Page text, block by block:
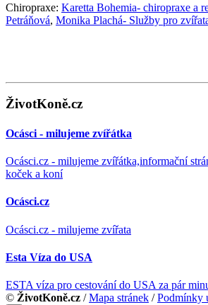
Chiropraxe: Karetta Bohemia- chiropraxe a
Petráňová, Monika Plachá- Služby pro
ŽivotKoně.cz
Ocásci - milujeme zvířátka
Ocásci.cz - milujeme zvířátka,informační
koček a koní
Ocásci.cz
Ocásci.cz - milujeme zvířata
Esta Víza do USA
ESTA víza pro cestování do USA za pár
© ŽivotKoně.cz /Mapa stránek /Podmínky